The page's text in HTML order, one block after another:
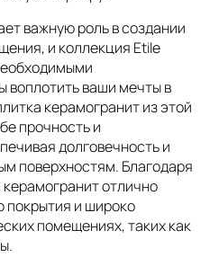
важную роль в создании
и коллекция Etile
воплотить ваши мечты в
керамогранит из этой
прочность и
долговечность и
поверхностям. Благодаря
отлично
покрытия и широко
помещениях, таких как